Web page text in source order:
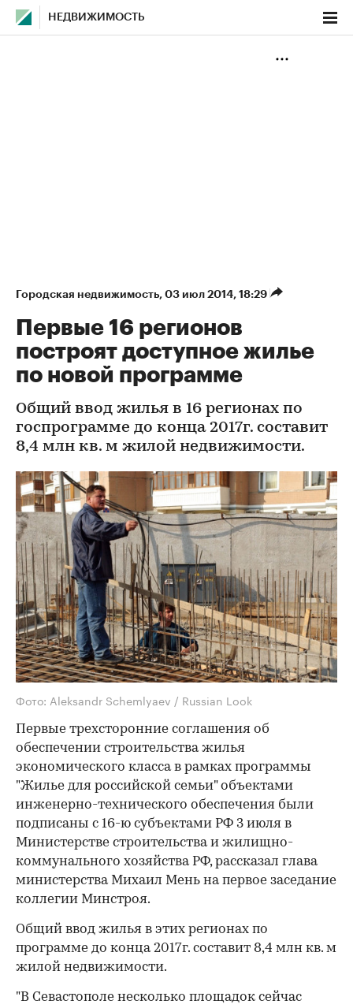
НЕДВИЖИМОСТЬ
Городская недвижимость⁠, 03 июл 2014, 18:29
Первые 16 регионов
построят доступное жилье
по новой программе
Общий ввод жилья в 16 регионах по
госпрограмме до конца 2017г. составит
8,4 млн кв. м жилой недвижимости.
Фото: Aleksandr Schemlyaev / Russian Look
Первые трехсторонние соглашения об
обеспечении строительства жилья
экономического класса в рамках программы
"Жилье для российской семьи" объектами
инженерно-технического обеспечения были
подписаны с 16-ю субъектами РФ 3 июля в
Министерстве строительства и жилищно-
коммунального хозяйства РФ, рассказал глава
министерства Михаил Мень на первое заседание
коллегии Минстроя.
Общий ввод жилья в этих регионах по
программе до конца 2017г. составит 8,4 млн кв. м
жилой недвижимости.
"В Севастополе несколько площадок сейчас